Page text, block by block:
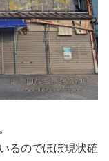
るのでほぼ現状確